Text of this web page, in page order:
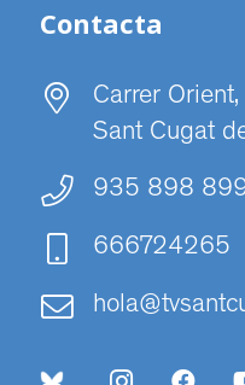
Contacta
Carrer
Sant Cugat
935 898
666724265